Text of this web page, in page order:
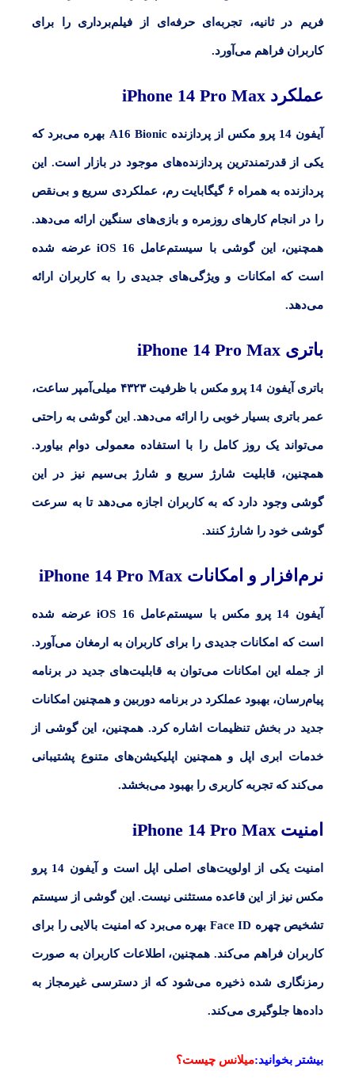
فریم در ثانیه، تجربه‌ای حرفه‌ای از فیلم‌برداری را برای
کاربران فراهم می‌آورد.
عملکرد iPhone 14 Pro Max
آیفون 14 پرو مکس از پردازنده A16 Bionic بهره می‌برد که
یکی از قدرتمندترین پردازنده‌های موجود در بازار است. این
پردازنده به همراه ۶ گیگابایت رم، عملکردی سریع و بی‌نقص
را در انجام کارهای روزمره و بازی‌های سنگین ارائه می‌دهد.
همچنین، این گوشی با سیستم‌عامل iOS 16 عرضه شده
است که امکانات و ویژگی‌های جدیدی را به کاربران ارائه
می‌دهد.
باتری iPhone 14 Pro Max
باتری آیفون 14 پرو مکس با ظرفیت ۴۳۲۳ میلی‌آمپر ساعت،
عمر باتری بسیار خوبی را ارائه می‌دهد. این گوشی به راحتی
می‌تواند یک روز کامل را با استفاده معمولی دوام بیاورد.
همچنین، قابلیت شارژ سریع و شارژ بی‌سیم نیز در این
گوشی وجود دارد که به کاربران اجازه می‌دهد تا به سرعت
گوشی خود را شارژ کنند.
نرم‌افزار و امکانات iPhone 14 Pro Max
آیفون 14 پرو مکس با سیستم‌عامل iOS 16 عرضه شده
است که امکانات جدیدی را برای کاربران به ارمغان می‌آورد.
از جمله این امکانات می‌توان به قابلیت‌های جدید در برنامه
پیام‌رسان، بهبود عملکرد در برنامه دوربین و همچنین امکانات
جدید در بخش تنظیمات اشاره کرد. همچنین، این گوشی از
خدمات ابری اپل و همچنین اپلیکیشن‌های متنوع پشتیبانی
می‌کند که تجربه کاربری را بهبود می‌بخشد.
امنیت iPhone 14 Pro Max
امنیت یکی از اولویت‌های اصلی اپل است و آیفون 14 پرو
مکس نیز از این قاعده مستثنی نیست. این گوشی از سیستم
تشخیص چهره Face ID بهره می‌برد که امنیت بالایی را برای
کاربران فراهم می‌کند. همچنین، اطلاعات کاربران به صورت
رمزنگاری شده ذخیره می‌شود که از دسترسی غیرمجاز به
داده‌ها جلوگیری می‌کند.
بیشتر بخوانید:میلانس چیست؟